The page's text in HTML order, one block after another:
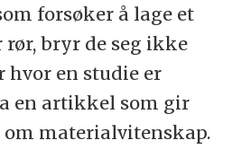
forsøker å lage et
bryr de seg ikke
hvor en studie er
en artikkel som gir
materialvitenskap.